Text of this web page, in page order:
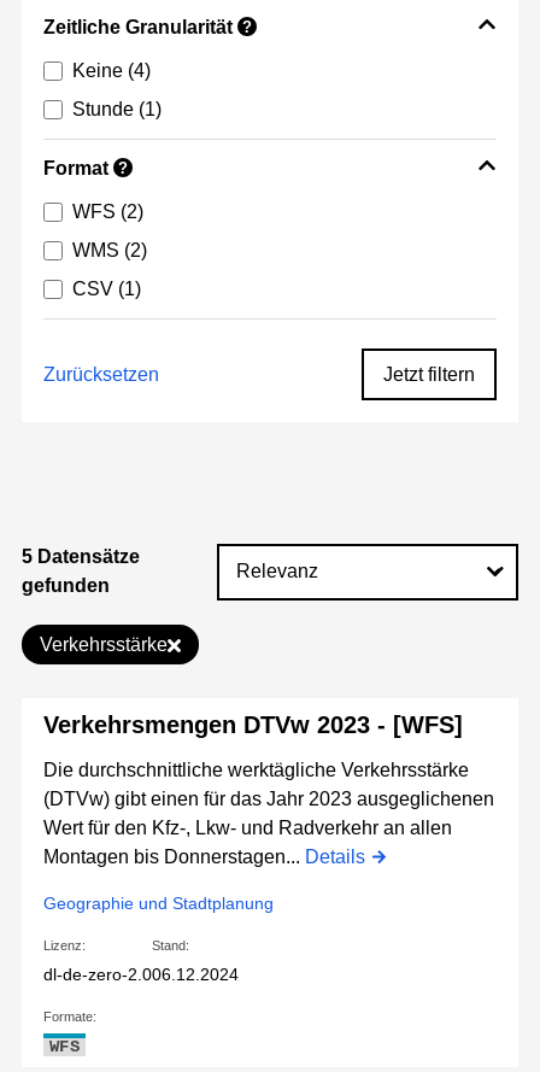
Zeitliche Granularität ?
Keine (4)
Stunde (1)
Format ?
WFS (2)
WMS (2)
CSV (1)
Zurücksetzen Jetzt filtern
5 Datensätze
gefunden
Verkehrsstärke
Verkehrsmengen DTVw 2023 - [WFS]
Die durchschnittliche werktägliche Verkehrsstärke
(DTVw) gibt einen für das Jahr 2023 ausgeglichenen
Wert für den Kfz-, Lkw- und Radverkehr an allen
Montagen bis Donnerstagen... Details
Geographie und Stadtplanung
Lizenz:
dl-de-zero-2.0
Stand:
06.12.2024
Formate:
WFS